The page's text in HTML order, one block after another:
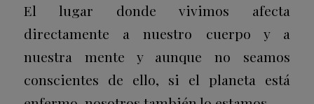
El lugar donde vivimos afecta
directamente a nuestro cuerpo y a
nuestra mente y aunque no seamos
conscientes de ello, si el planeta está